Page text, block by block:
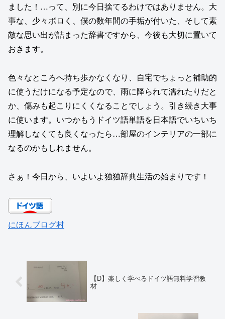
ました！…って、別に今日捨てるわけではありません。大
事な、少々ボロく、僕の数年間の手垢が付いた、そして素
敵な思い出が詰まった辞書ですから、今後も大切に置いて
おきます。
色々なところへ持ち歩かなくなり、自宅でちょっと補助的
に使うだけになる予定なので、雨に降られて濡れたりだと
か、傷みも起こりにくくなることでしょう。引き続き大事
に使います。いつかもうドイツ語単語を日本語でいちいち
理解しなくても良くなったら…部屋のインテリアの一部に
なるのかもしれません。
さぁ！今日から、いよいよ独独辞典生活の始まりです！
にほんブログ村
【D】楽しく学べるドイツ語無料学習教
材